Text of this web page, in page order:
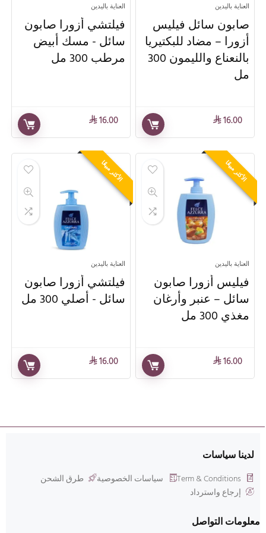
العناية باليدين
صابون سائل فيليس
أزورا – مضاد للبكتيريا
بالنعناع والليمون 300
مل
⃁16.00
العناية باليدين
فيلتشي أزورا صابون
سائل - مسك أبيض
مرطب 300 مل
⃁16.00
الأكثر مبيعًا
العناية باليدين
فيليس أزورا صابون
سائل – عنبر وأرغان
مغذي 300 مل
⃁16.00
الأكثر مبيعًا
العناية باليدين
فيلتشي أزورا صابون
سائل - أصلي 300 مل
⃁16.00
لدينا سياسات
Term & Conditions سياسات الخصوصية
طرق الشحن
إرجاع واسترداد
معلومات التواصل